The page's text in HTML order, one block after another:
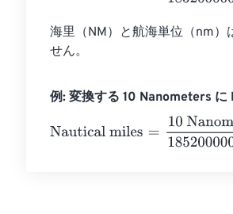
海里（NM）と航海単位（nm）
せん。
例: 変換する 10 Nanometers
Nautical miles
10 Nanometers